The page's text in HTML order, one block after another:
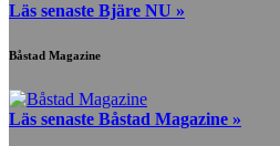
Läs senaste Bjäre NU »
Båstad Magazine
Läs senaste Båstad Magazine »